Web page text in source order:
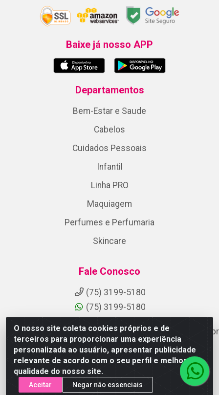
O nosso site coleta cookies próprios e de
terceiros para proporcionar uma experiência
personalizada ao usuário, apresentar publicidade
relevante de acordo com o seu perfil e melhorar a
qualidade do nosso site.
Aceitar Negar não essenciais
Baixe já nosso APP
Departamentos
Bem-Estar e Saude
Cabelos
Cuidados Pessoais
Infantil
Linha PRO
Maquiagem
Perfumes e Perfumaria
Skincare
Fale Conosco
(75) 3199-5180
(75) 3199-5180
suporteaocliente@armazemdoscosmeticosfsa.com.br
Instagram
Formas de Pagamento